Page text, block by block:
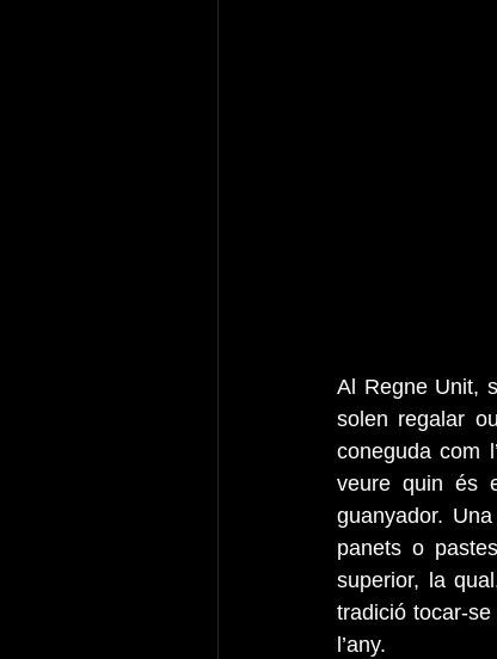
Al Regne Unit,
solen regalar
coneguda com
veure quin és
guanyador.
panets o
superior, la
tradició tocar-
l’any.